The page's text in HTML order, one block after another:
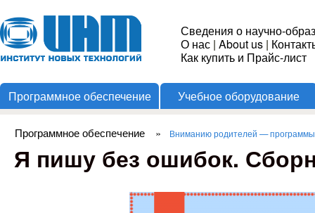
Институт
Новых
Технологий
Сведения о научно-
О нас | About us |
Как купить и Прайс-лист
Программное обеспечение Учебное оборудование
Вы здесь
Программное обеспечение » Вниманию родителей —
Я пишу без ошибок.